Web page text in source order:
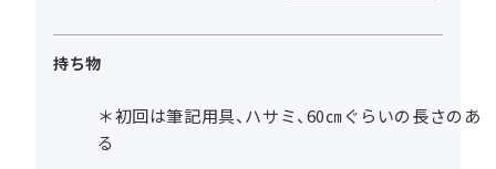
持ち物
＊初回は筆記用具、ハサミ、60㎝ぐらいの長さのあ
る